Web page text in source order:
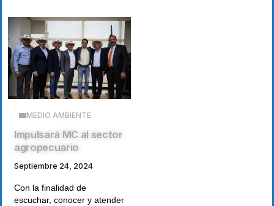
MEDIO AMBIENTE
Impulsará MC al sector
agropecuario
Septiembre 24, 2024
Con la finalidad de
escuchar, conocer y atender